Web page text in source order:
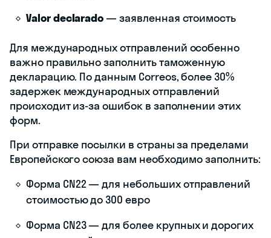
Valor declarado— заявленная стоимость
Для международных отправлений особенно
важно правильно заполнить таможенную
декларацию. По данным Correos, более 30%
задержек международных отправлений
происходит из-за ошибок в заполнении этих
форм.
При отправке посылки в страны за пределами
Европейского союза вам необходимо заполнить:
Форма CN22 — для небольших отправлений
стоимостью до 300 евро
Форма CN23 — для более крупных и дорогих